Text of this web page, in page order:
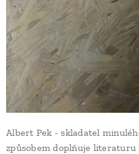
Albert Pek - skladatel
způsobem doplňuje literaturu